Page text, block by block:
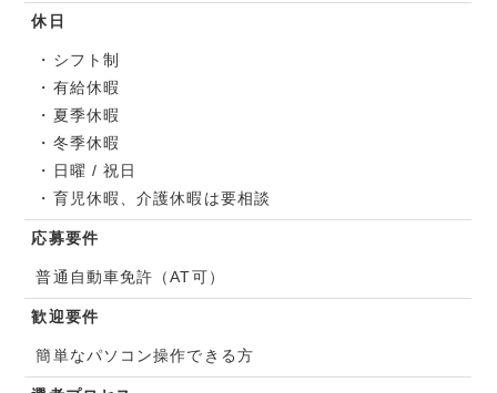
休日
・シフト制
・有給休暇
・夏季休暇
・冬季休暇
・日曜 / 祝日
・育児休暇、介護休暇は要相談
応募要件
普通自動車免許（AT可）
歓迎要件
簡単なパソコン操作できる方